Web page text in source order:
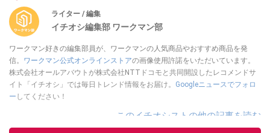
ライター / 編集
イチオシ編集部 ワークマン部
ワークマン好きの編集部員が、ワークマンの人気商品やおすすめ商品を発
信。 ワークマン公式オンラインストアの画像使用許諾をいただいています。
株式会社オールアバウトが株式会社NTTドコモと共同開設したレコメンドサ
イト「イチオシ」では毎日トレンド情報をお届け。 Googleニュースでフォロ
ー してください！
このイチオシストの他の記事を読む